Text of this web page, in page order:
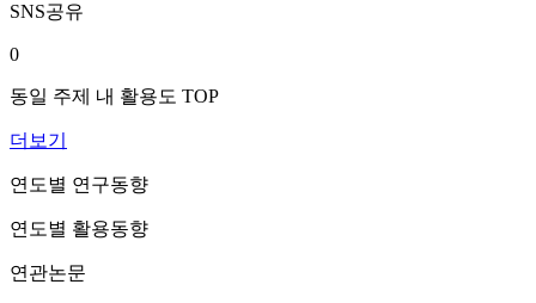
SNS공유
0
동일 주제 내 활용도 TOP
더보기
연도별 연구동향
연도별 활용동향
연관논문